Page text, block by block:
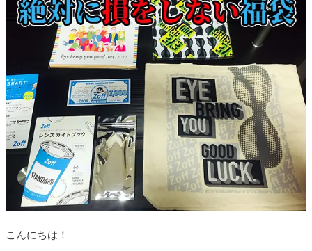
こんにちは！